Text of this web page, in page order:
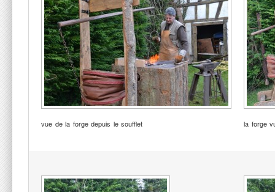
vue de la forge depuis le soufflet la forge